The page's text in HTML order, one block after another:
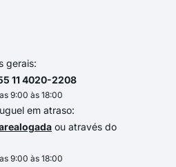
gerais:
11 4020-2208
9:00 às 18:00
em atraso:
ou através do
9:00 às 18:00